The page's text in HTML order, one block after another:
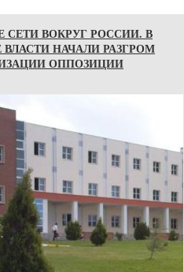
СЕТИ ВОКРУГ РОССИИ. В
НАЧАЛИ РАЗГРОМ
ОППОЗИЦИИ